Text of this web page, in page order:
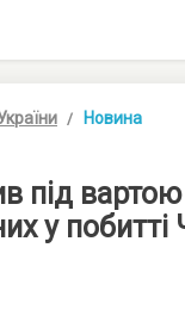
Новина
під вартою
у